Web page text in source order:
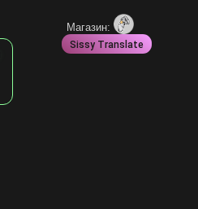
Магазин:
Sissy Translate